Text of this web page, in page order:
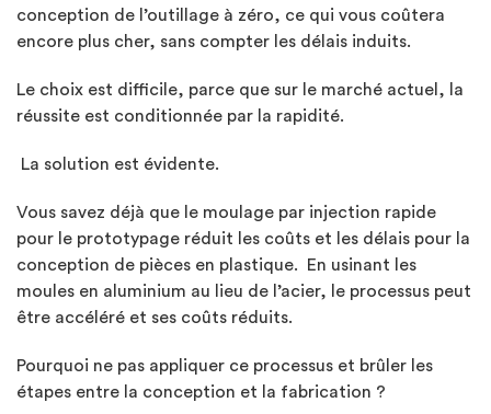
conception de l’outillage à zéro, ce qui vous coûtera
encore plus cher, sans compter les délais induits.
Le choix est difficile, parce que sur le marché actuel, la
réussite est conditionnée par la rapidité.
La solution est évidente.
Vous savez déjà que le moulage par injection rapide
pour le prototypage réduit les coûts et les délais pour la
conception de pièces en plastique. En usinant les
moules en aluminium au lieu de l’acier, le processus peut
être accéléré et ses coûts réduits.
Pourquoi ne pas appliquer ce processus et brûler les
étapes entre la conception et la fabrication ?